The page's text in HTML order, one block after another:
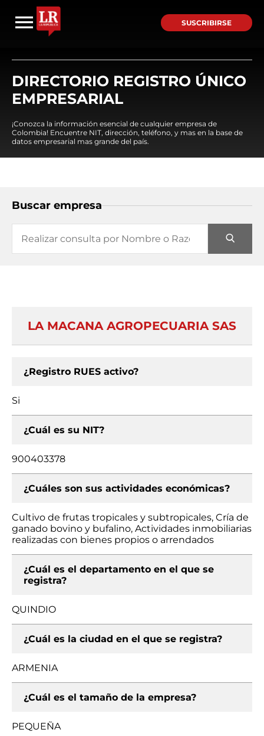
SUSCRIBIRSE
DIRECTORIO REGISTRO ÚNICO
EMPRESARIAL
¡Conozca la información esencial de cualquier empresa de
Colombia! Encuentre NIT, dirección, teléfono, y mas en la base de
datos empresarial mas grande del país.
Buscar empresa
LA MACANA AGROPECUARIA SAS
¿Registro RUES activo?
Si
¿Cuál es su NIT?
900403378
¿Cuáles son sus actividades económicas?
Cultivo de frutas tropicales y subtropicales, Cría de
ganado bovino y bufalino, Actividades inmobiliarias
realizadas con bienes propios o arrendados
¿Cuál es el departamento en el que se
registra?
QUINDIO
¿Cuál es la ciudad en el que se registra?
ARMENIA
¿Cuál es el tamaño de la empresa?
PEQUEÑA